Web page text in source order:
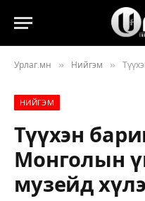
Урлаг.мн » Нийгэм » Түүхэн
НИЙГЭМ
Түүхэн
Монголын
музейд